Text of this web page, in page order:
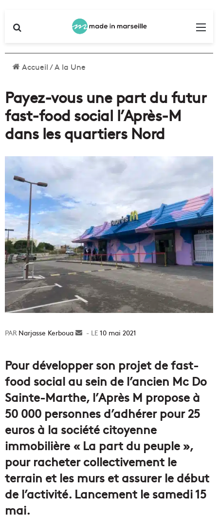
Accueil/A la Une
Payez-vous une part du futur
fast-food social l’Après-M
dans les quartiers Nord
Narjasse Kerboua
Envoyer10 mai 2021
Pour développer son projet de fast-
food social au sein de l’ancien Mc Do
Sainte-Marthe, l’Après M propose à
50 000 personnes d’adhérer pour 25
euros à la société citoyenne
immobilière « La part du peuple »,
pour racheter collectivement le
terrain et les murs et assurer le début
de l’activité. Lancement le samedi 15
mai.